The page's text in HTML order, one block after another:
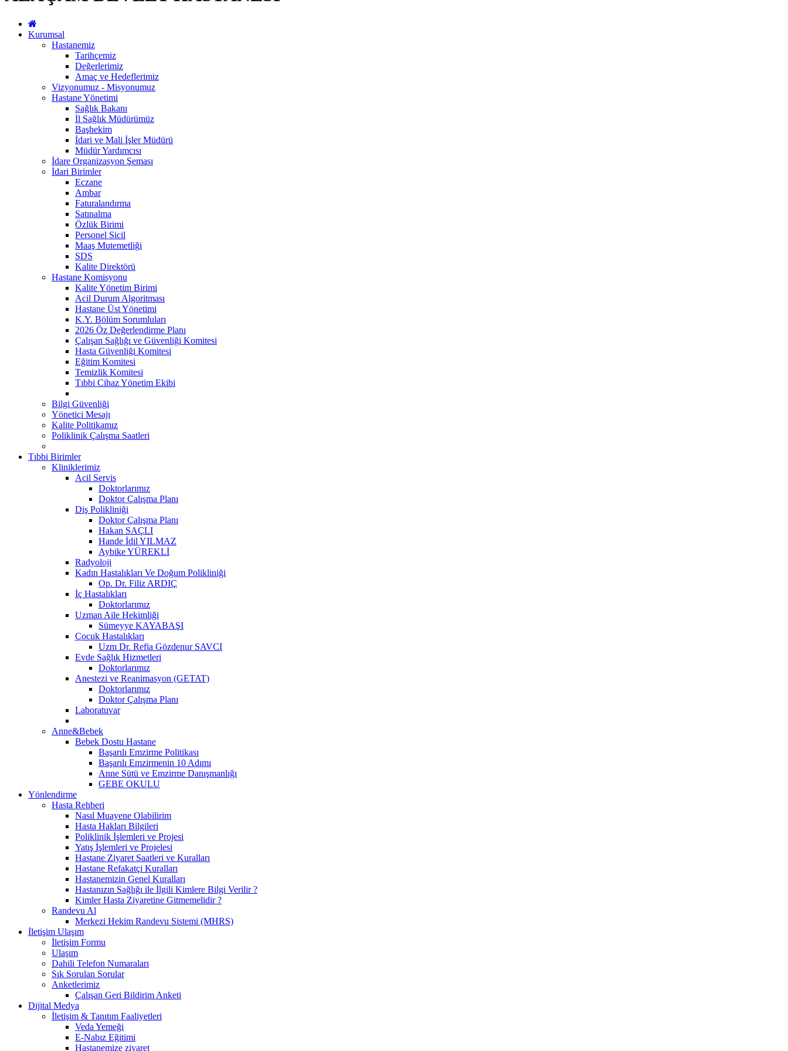
Kurumsal
Hastanemiz
Tarihçemiz
Değerlerimiz
Amaç ve Hedeflerimiz
Vizyonumuz - Misyonumuz
Hastane Yönetimi
Sağlık Bakanı
İl Sağlık Müdürümüz
Başhekim
İdari ve Mali İşler Müdürü
Müdür Yardımcısı
İdare Organizasyon Şeması
İdari Birimler
Eczane
Ambar
Faturalandırma
Satınalma
Özlük Birimi
Personel Sicil
Maaş Mutemetliği
SDS
Kalite Direktörü
Hastane Komisyonu
Kalite Yönetim Birimi
Acil Durum Algoritması
Hastane Üst Yönetimi
K.Y. Bölüm Sorumluları
2026 Öz Değerlendirme Planı
Çalışan Sağlığı ve Güvenliği Komitesi
Hasta Güvenliği Komitesi
Eğitim Komitesi
Temizlik Komitesi
Tıbbi Cihaz Yönetim Ekibi
Bilgi Güvenliği
Yönetici Mesajı
Kalite Politikamız
Poliklinik Çalışma Saatleri
Tıbbi Birimler
Kliniklerimiz
Acil Servis
Doktorlarımız
Doktor Çalışma Planı
Diş Polikliniği
Doktor Çalışma Planı
Hakan SAÇLI
Hande İdil YILMAZ
Aybike YÜREKLİ
Radyoloji
Kadın Hastalıkları Ve Doğum Polikliniği
Op. Dr. Filiz ARDIÇ
İç Hastalıkları
Doktorlarımız
Uzman Aile Hekimliği
Sümeyye KAYABAŞI
Çocuk Hastalıkları
Uzm Dr. Refia Gözdenur SAVCI
Evde Sağlık Hizmetleri
Doktorlarımız
Anestezi ve Reanimasyon (GETAT)
Doktorlarımız
Doktor Çalışma Planı
Laboratuvar
Anne&Bebek
Bebek Dostu Hastane
Başarılı Emzirme Politikası
Başarılı Emzirmenin 10 Adımı
Anne Sütü ve Emzirme Danışmanlığı
GEBE OKULU
Yönlendirme
Hasta Rehberi
Nasıl Muayene Olabilirim
Hasta Hakları Bilgileri
Poliklinik İşlemleri ve Projesi
Yatış İşlemleri ve Projelesi
Hastane Ziyaret Saatleri ve Kuralları
Hastane Refakatçi Kuralları
Hastanemizin Genel Kuralları
Hastanızın Sağlığı ile İlgili Kimlere Bilgi Verilir ?
Kimler Hasta Ziyaretine Gitmemelidir ?
Randevu Al
Merkezi Hekim Randevu Sistemi (MHRS)
İletişim Ulaşım
İletişim Formu
Ulaşım
Dahili Telefon Numaraları
Sık Sorulan Sorular
Anketlerimiz
Çalışan Geri Bildirim Anketi
Dijital Medya
İletişim & Tanıtım Faaliyetleri
Veda Yemeği
E-Nabız Eğitimi
Hastanemize ziyaret